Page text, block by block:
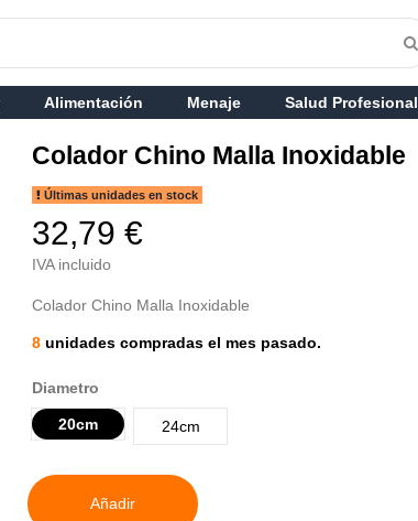
Alimentación Menaje Salud Profesional
Colador Chino Malla Inoxidable
Últimas unidades en stock
32,79 €
IVA incluido
Colador Chino Malla Inoxidable
8 unidades compradas el mes pasado.
Diametro
20cm 24cm
Añadir